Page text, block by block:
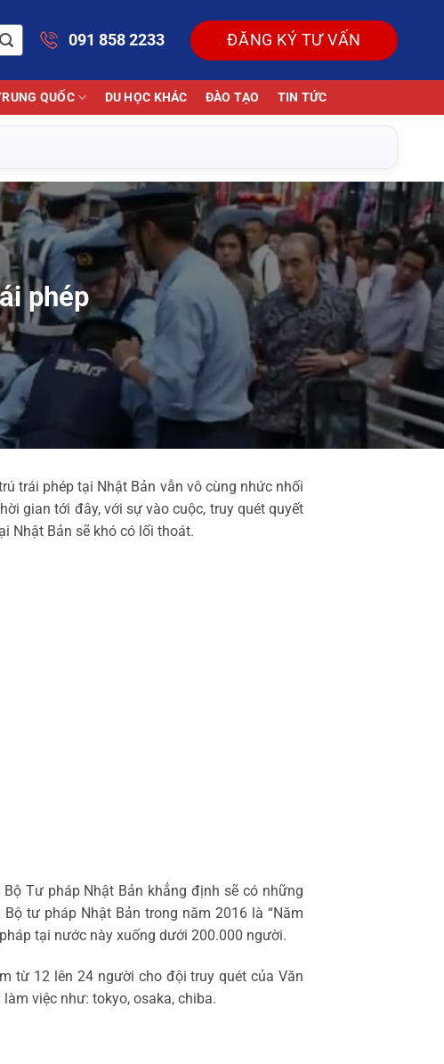
091 858 2233 ĐĂNG KÝ TƯ VẤN
QUỐC DU HỌC KHÁC ĐÀO TẠO TIN TỨC
phép
trái phép tại Nhật Bản vẫn vô cùng nhức nhối
gian tới đây, với sự vào cuộc, truy quét quyết
Nhật Bản sẽ khó có lối thoát.
Tư pháp Nhật Bản khẳng định sẽ có những
tư pháp Nhật Bản trong năm 2016 là “Năm
tại nước này xuống dưới 200.000 người.
từ 12 lên 24 người cho đội truy quét của Văn
việc như: tokyo, osaka, chiba.